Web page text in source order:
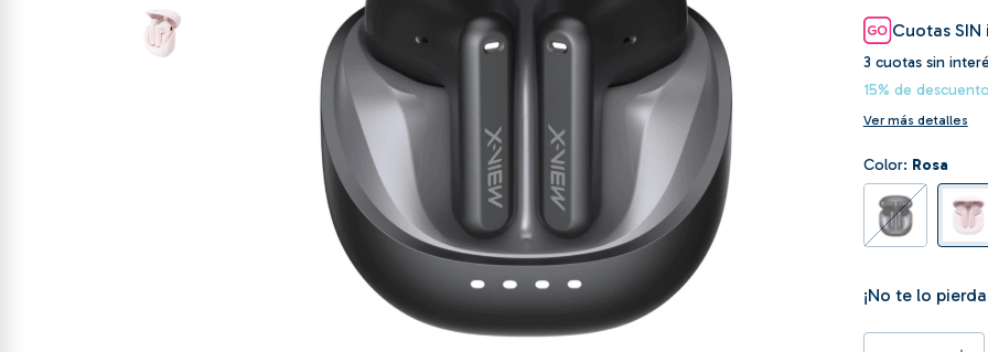
Cuotas
3 cuotas sin
15% de descuento
Ver más detalles
Color: Rosa
¡No te lo